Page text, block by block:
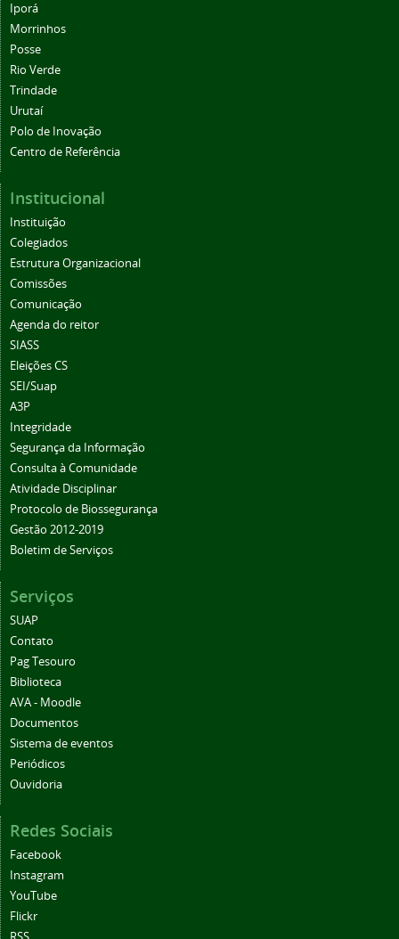
Iporá
Morrinhos
Posse
Rio Verde
Trindade
Urutaí
Polo de Inovação
Centro de Referência
Institucional
Instituição
Colegiados
Estrutura Organizacional
Comissões
Comunicação
Agenda do reitor
SIASS
Eleições CS
SEI/Suap
A3P
Integridade
Segurança da Informação
Consulta à Comunidade
Atividade Disciplinar
Protocolo de Biossegurança
Gestão 2012-2019
Boletim de Serviços
Serviços
SUAP
Contato
Pag Tesouro
Biblioteca
AVA - Moodle
Documentos
Sistema de eventos
Periódicos
Ouvidoria
Redes Sociais
Facebook
Instagram
YouTube
Flickr